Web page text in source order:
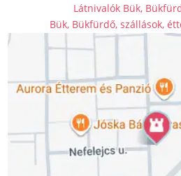
Látnivalók Bük,
Bük, Bükfürdő, szállások,